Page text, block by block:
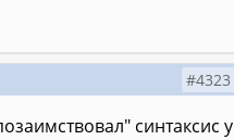
#4323
синтаксис у